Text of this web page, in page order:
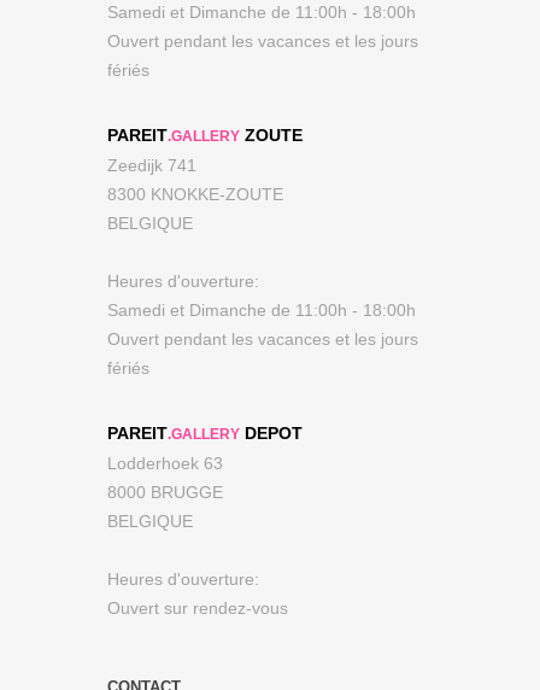
Samedi et Dimanche de 11:00h - 18:00h
Ouvert pendant les vacances et les jours
fériés
PAREIT.GALLERY ZOUTE
Zeedijk 741
8300 KNOKKE-ZOUTE
BELGIQUE
Heures d'ouverture:
Samedi et Dimanche de 11:00h - 18:00h
Ouvert pendant les vacances et les jours
fériés
PAREIT.GALLERY DEPOT
Lodderhoek 63
8000 BRUGGE
BELGIQUE
Heures d'ouverture:
Ouvert sur rendez-vous